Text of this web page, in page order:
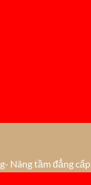
Nâng tầm đẳng cấp